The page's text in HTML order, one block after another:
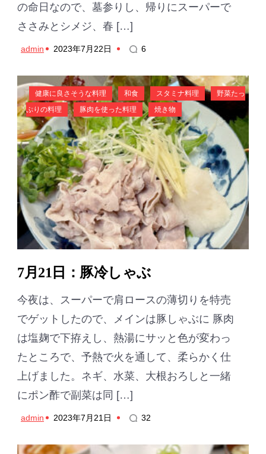
の命日なので、墓参りし、帰りにスーパーで
ささみとシメジ、春 […]
admin 2023年7月22日 6
健康に良さそうな料理 和食 スタミナ料理
野菜たっ
ぷりの料理
豚肉を使った料理 焼き物
7月21日：豚冷しゃぶ
今夜は、スーパーで肩ロースの薄切りを特売
でゲットしたので、メインは豚しゃぶに 豚肉
は塩麹で下拵えし、熱湯にサッと色が変わっ
たところで、予熱で火を通して、柔らかく仕
上げました。ネギ、水菜、大根おろしと一緒
にポン酢で副菜は同 […]
admin 2023年7月21日 32